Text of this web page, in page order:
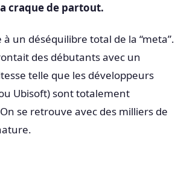
craque de partout.
un déséquilibre total de la “meta”.
des débutants avec un
telle que les développeurs
Ubisoft) sont totalement
se retrouve avec des milliers de